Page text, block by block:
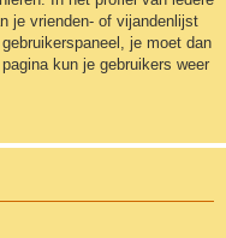
je vrienden- of vijandenlijst
je moet dan
kun je gebruikers weer